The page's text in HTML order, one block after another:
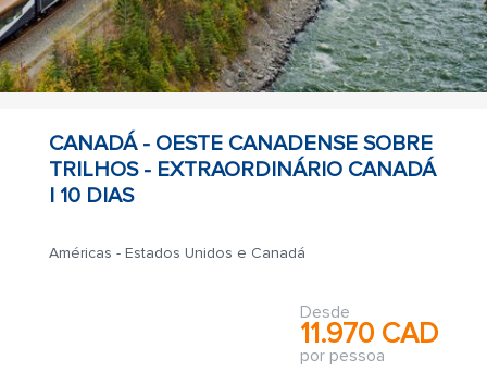
CANADÁ - OESTE CANADENSE SOBRE
TRILHOS - EXTRAORDINÁRIO CANADÁ
| 10 DIAS
Américas - Estados Unidos e Canadá
Desde
11.970 CAD
por pessoa